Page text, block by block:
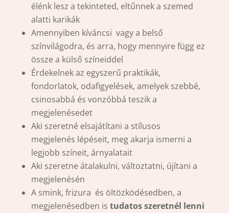
élénk lesz a tekinteted, eltűnnek a szemed
alatti karikák
Amennyiben kíváncsi vagy a belső
színvilágodra, és arra, hogy mennyire függ ez
össze a külső színeiddel
Érdekelnek az egyszerű praktikák,
fondorlatok, odafigyelések, amelyek szebbé,
csinosabbá és vonzóbbá teszik a
megjelenésedet
Aki szeretné elsajátítani a stílusos
megjelenés lépéseit, meg akarja ismerni a
legjobb színeit, árnyalatait
Aki szeretne átalakulni, változtatni, újítani a
megjelenésén
A smink, frizura és öltözködésedben, a
megjelenésedben is tudatos szeretnél lenni